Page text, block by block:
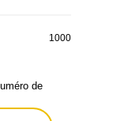
1000
de